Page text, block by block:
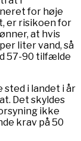
for høje
er risikoen for
at hvis
liter vand, så
57-90 tilfælde
sted i landet i år
Det skyldes
ikke
krav på 50